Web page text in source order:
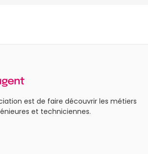
est de faire découvrir les métiers
et techniciennes.